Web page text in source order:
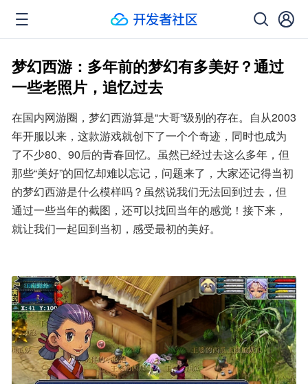
梦幻西游：多年前的梦幻有多美好？通过
一些老照片，追忆过去
在国内网游圈，梦幻西游算是“大哥”级别的存在。自从2003
年开服以来，这款游戏就创下了一个个奇迹，同时也成为
了不少80、90后的青春回忆。虽然已经过去这么多年，但
那些“美好”的回忆却难以忘记，问题来了，大家还记得当初
的梦幻西游是什么模样吗？虽然说我们无法回到过去，但
通过一些当年的截图，还可以找回当年的感觉！接下来，
就让我们一起回到当初，感受最初的美好。